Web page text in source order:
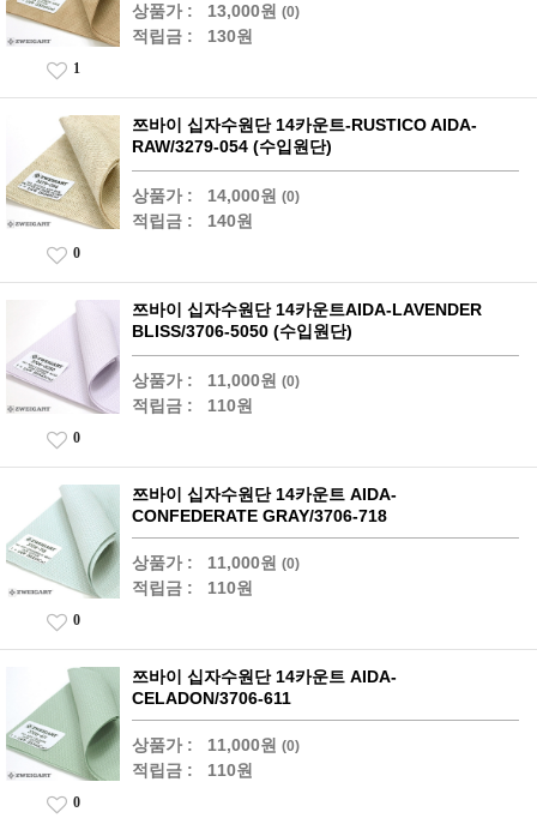
상품가 : 13,000원 (0)
적립금 : 130원
1
쯔바이 십자수원단 14카운트-RUSTICO AIDA-
RAW/3279-054 (수입원단)
상품가 : 14,000원 (0)
적립금 : 140원
0
쯔바이 십자수원단 14카운트AIDA-LAVENDER
BLISS/3706-5050 (수입원단)
상품가 : 11,000원 (0)
적립금 : 110원
0
쯔바이 십자수원단 14카운트 AIDA-
CONFEDERATE GRAY/3706-718
상품가 : 11,000원 (0)
적립금 : 110원
0
쯔바이 십자수원단 14카운트 AIDA-
CELADON/3706-611
상품가 : 11,000원 (0)
적립금 : 110원
0